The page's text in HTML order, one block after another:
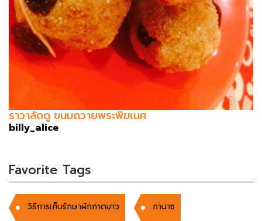
ราวาลัดดู ขนมถวายพระพิฆเนศ
billy_alice
Favorite Tags
วิธีการเก็บรักษาผักกาดขาว กานาซ